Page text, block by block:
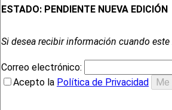
ESTADO: PENDIENTE NUEVA EDICIÓN
Si desea recibir información cuando
Correo electrónico:
Acepto la Política de Privacidad